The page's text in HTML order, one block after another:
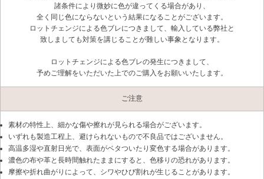
諸条件により微妙に色が違ってくる場合があり、
全く同じ色にならないという結果になることがございます。
ロットチェンジによる色ブレにつきまして、輸入している弊社と
致しましても対策を講じることが難しい事象となります。
ロットチェンジによる色ブレの発生につきまして、
予めご理解をいただいた上でのご購入をお願いいたします。
ご注意
素材の特性上、細かな傷や擦れが見られる場合がございます。
いずれも製造工程上、避けられないもので不良品ではございません。
高温多湿や直射日光で、表面がベタついたり変色する場合があります。
濃色の布や革と長時間触れたままにすると、色移りの恐れがあります。
摩擦や折れ曲がりによって、シワやひび割れが生じることがあります。